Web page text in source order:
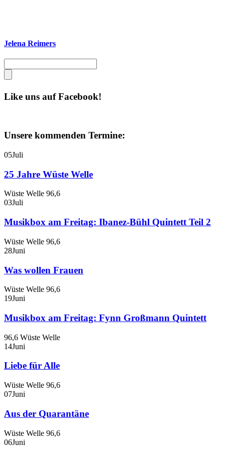
Jelena Reimers
Like uns auf Facebook!
Unsere kommenden Termine:
05Juli
25 Jahre Wüste Welle
Wüste Welle 96,6
03Juli
Musikbox am Freitag: Ibanez-Bühl Quintett Teil 2
Wüste Welle 96,6
28Juni
Was wollen Frauen
Wüste Welle 96,6
19Juni
Musikbox am Freitag: Fynn Großmann Quintett
96,6 Wüste Welle
14Juni
Liebe für Alle
Wüste Welle 96,6
07Juni
Aus der Quarantäne
Wüste Welle 96,6
06Juni